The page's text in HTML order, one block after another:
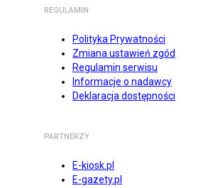
REGULAMIN
Polityka Prywatności
Zmiana ustawień zgód
Regulamin serwisu
Informacje o nadawcy
Deklaracja dostępności
PARTNERZY
E-kiosk.pl
E-gazety.pl